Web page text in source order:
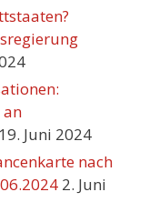
an
19. Juni 2024
nach
2. Juni